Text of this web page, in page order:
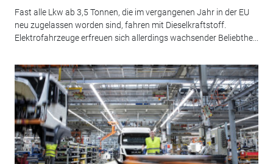
Fast alle Lkw ab 3,5 Tonnen, die im vergangenen Jahr in der EU
neu zugelassen worden sind, fahren mit Dieselkraftstoff.
Elektrofahrzeuge erfreuen sich allerdings wachsender Beliebthe...